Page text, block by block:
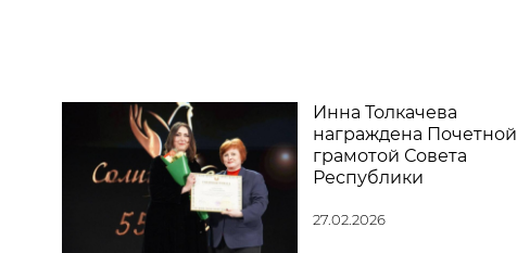
Инна Толкачева
награждена Почетной
грамотой Совета
Республики
27.02.2026